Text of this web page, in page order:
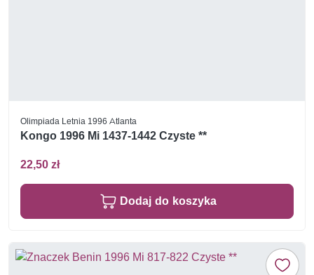
Olimpiada Letnia 1996 Atlanta
Kongo 1996 Mi 1437-1442 Czyste **
22,50 zł
Dodaj do koszyka